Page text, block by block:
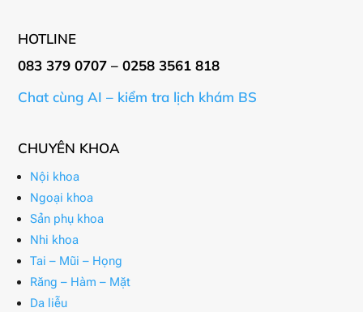
HOTLINE
083 379 0707 – 0258 3561 818
Chat cùng AI – kiểm tra lịch khám BS
CHUYÊN KHOA
Nội khoa
Ngoại khoa
Sản phụ khoa
Nhi khoa
Tai – Mũi – Họng
Răng – Hàm – Mặt
Da liễu